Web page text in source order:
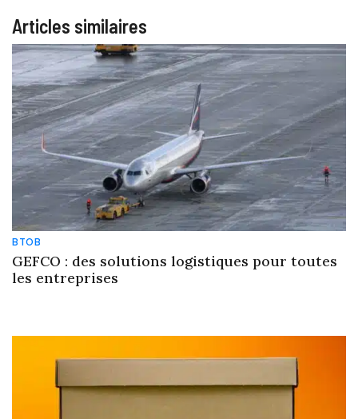
Articles similaires
BTOB
GEFCO : des solutions logistiques pour toutes
les entreprises